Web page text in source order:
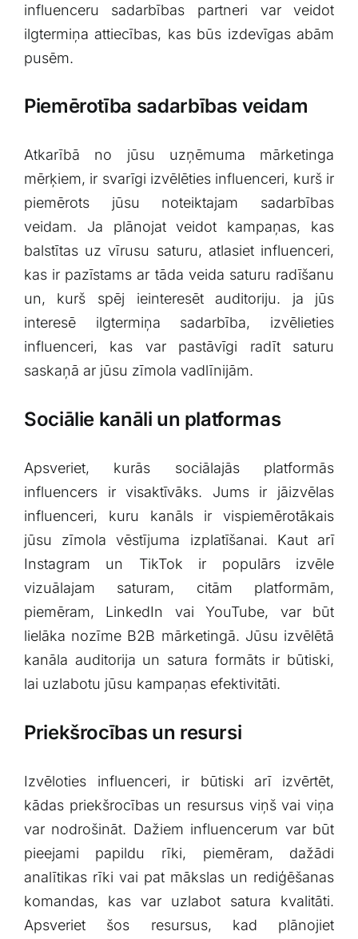
influenceru sadarbības partneri var veidot
‌ilgtermiņa attiecības, kas būs izdevīgas abām
pusēm.
Piemērotība sadarbības veidam
Atkarībā no jūsu uzņēmuma‍ mārketinga
mērķiem, ir⁢ svarīgi izvēlēties influenceri, kurš ir
⁢piemērots jūsu noteiktajam sadarbības
veidam. Ja plānojat veidot kampaņas,​ kas⁣
balstītas uz vīrusu saturu, atlasiet influenceri,
kas ir pazīstams ar ‍tāda ​veida saturu radīšanu
un, kurš spēj ieinteresēt auditoriju. ja jūs
interesē‍ ilgtermiņa sadarbība, izvēlieties
influenceri, ‌kas var pastāvīgi ​radīt saturu
saskaņā ar jūsu⁢ zīmola vadlīnijām.
Sociālie kanāli un⁣ platformas
Apsveriet, kurās sociālajās platformās
influencers ir visaktīvāks. ‍Jums ⁣ir jāizvēlas
influenceri,‍ kuru kanāls ir vispiemērotākais
jūsu zīmola vēstījuma izplatīšanai. Kaut arī​
Instagram un TikTok ir populārs izvēle
vizuālajam saturam, citām platformām,
piemēram, LinkedIn vai YouTube, var būt
lielāka nozīme B2B mārketingā. Jūsu izvēlētā‌
kanāla auditorija ‍un satura formāts ir būtiski,
lai uzlabotu jūsu kampaņas efektivitāti.
Priekšrocības un resursi
Izvēloties⁤ influenceri, ir⁣ būtiski arī izvērtēt,
kādas priekšrocības⁤ un resursus ⁤viņš vai viņa
var ​nodrošināt. Dažiem influencerum var būt
pieejami⁤ papildu rīki, piemēram, dažādi‍
analītikas rīki vai pat mākslas un rediģēšanas⁤
komandas, kas⁢ var uzlabot satura kvalitāti.
Apsveriet šos ​resursus, kad plānojiet